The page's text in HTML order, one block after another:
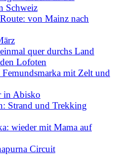
Schweiz
von Mainz nach
quer durchs Land
Lofoten
mit Zelt und
in Abisko
Strand und Trekking
wieder mit Mama auf
Circuit